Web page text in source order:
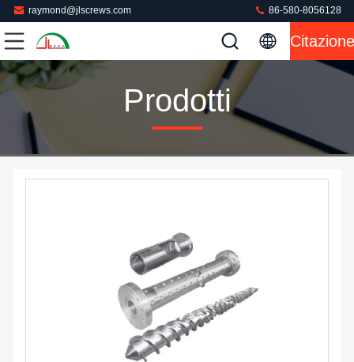
raymond@jlscrews.com 86-580-8056128
Citazione
Prodotti